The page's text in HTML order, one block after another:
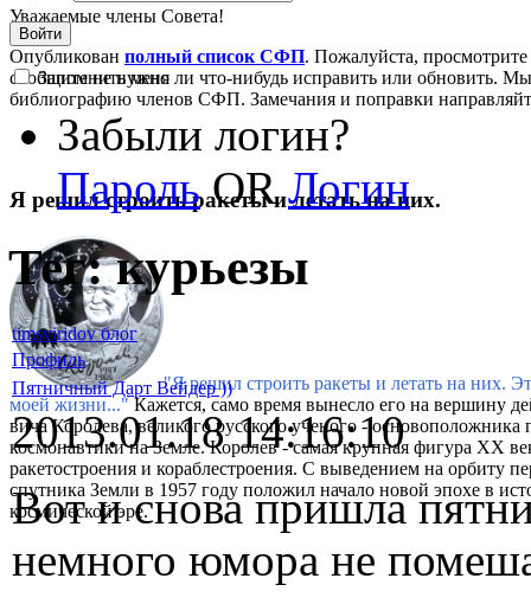
Уважаемые члены Совета!
Опубликован полный список СФП. Пожалуйста,
сообщите не нужно ли что-нибудь исправить или обновить.
библиографию членов СФП. Замечания и поправки
Я решил строить ракеты и летать на них.
"Я решил строить ракеты и летать на них.
моей жизни..." Кажется, само время вынесло его на вершину
вича Королева, великого русского ученого - основоположника
космонавтики на Земле. Королев - самая крупная фигура XX
ракетостроения и кораблестроения. С выведением на орбиту
спутника Земли в 1957 году положил начало новой эпохе в
космической эре.
Войти
Запомнить меня
Забыли логин?
ПарольORЛогин
Тег: курьезы
timsviridov блог
Профиль
Пятничный Дарт Вейдер ))
2013.01.18 14:16:10
Вот и снова пришла
немного юмора не